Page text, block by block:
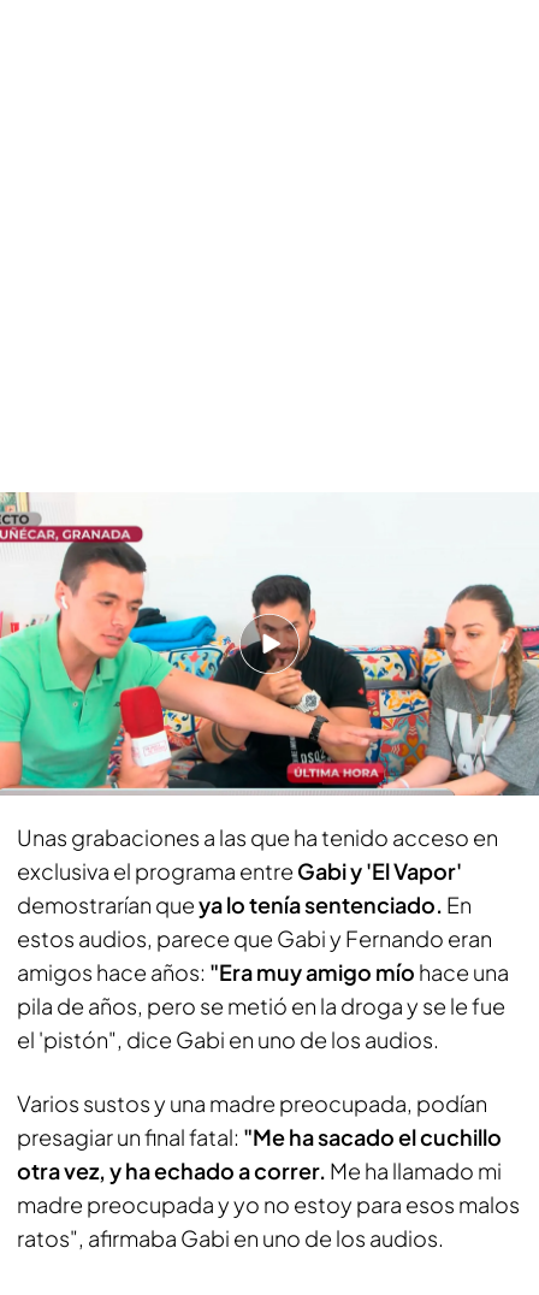
El pueblo de Almuñécar pierde el miedo a Fernando ‘El Vapor’ y salen a la
luz nuevas víctimas: “Yo podría haber sido Gabi”
PUEDE INTERESARTE
Risto Mejide presume de la original camisa que
lució este martes en 'Todo es mentira': un diseño
con viñetas de cómic
Los audios que demostrarían que Gabi ya
estaba sentenciado por 'El Vapor'
Unas grabaciones a las que ha tenido acceso en
exclusiva el programa entre Gabi y 'El Vapor'
demostrarían queya lo tenía sentenciado. En
estos audios, parece que Gabi y Fernando eran
amigos hace años: "Era muy amigo mío hace una
pila de años, pero se metió en la droga y se le fue
el 'pistón", dice Gabi en uno de los audios.
Varios sustos y una madre preocupada, podían
presagiar un final fatal: "Me ha sacado el cuchillo
otra vez, y ha echado a correr. Me ha llamado mi
madre preocupada y yo no estoy para esos malos
ratos", afirmaba Gabi en uno de los audios.